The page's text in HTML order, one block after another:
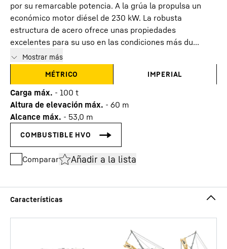
por su remarcable potencia. A la grúa la propulsa un
económico motor diésel de 230 kW. La robusta
estructura de acero ofrece unas propiedades
excelentes para su uso en las condiciones más du...
Mostrar más
MÉTRICO
IMPERIAL
Carga máx. - 100 t
Altura de elevación máx. - 60 m
Alcance máx. - 53,0 m
Comparar Añadir a la lista